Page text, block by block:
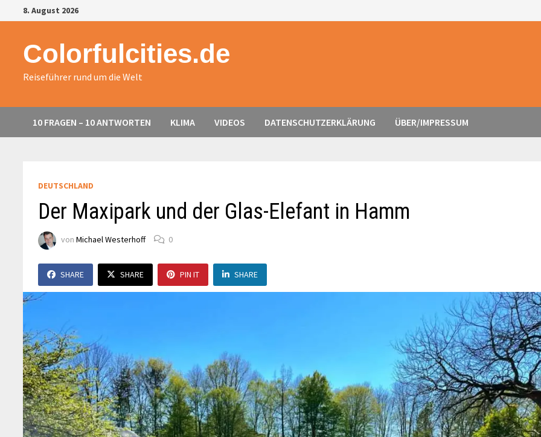
Zurück
zum
8. August 2026
Colorfulcities.de
Reiseführer rund um die Welt
10 FRAGEN – 10 ANTWORTEN KLIMA VIDEOS DATENSCHUTZERKLÄRUNG ÜBER/IMPRESSUM
DEUTSCHLAND
Der Maxipark und der Glas-Elefant in Hamm
vonMichael Westerhoff 0
SHARE SHARE PIN IT SHARE